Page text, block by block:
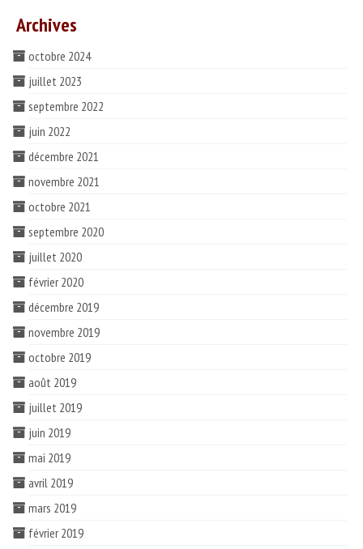
Catalogue des vins HT
Catalogue pro cadeaux fin d’année
Archives
octobre 2024
juillet 2023
septembre 2022
juin 2022
décembre 2021
novembre 2021
octobre 2021
septembre 2020
juillet 2020
février 2020
décembre 2019
novembre 2019
octobre 2019
août 2019
juillet 2019
juin 2019
mai 2019
avril 2019
mars 2019
février 2019